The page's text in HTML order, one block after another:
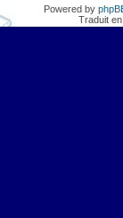
Powered by
Traduit